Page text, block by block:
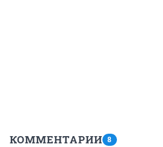
КОММЕНТАРИИ 8